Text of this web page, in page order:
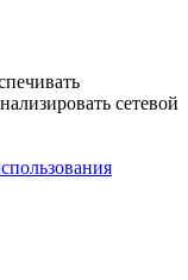
сетевой